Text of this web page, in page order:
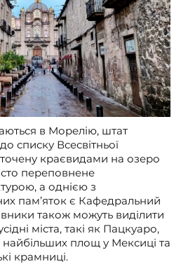
в Морелію, штат
списку Всесвітньої
краєвидами на озеро
переповнене
а однією з
пам’яток є Кафедральний
також можуть виділити
міста, такі як Пацкуаро,
площ у Мексиці та
крамниці.